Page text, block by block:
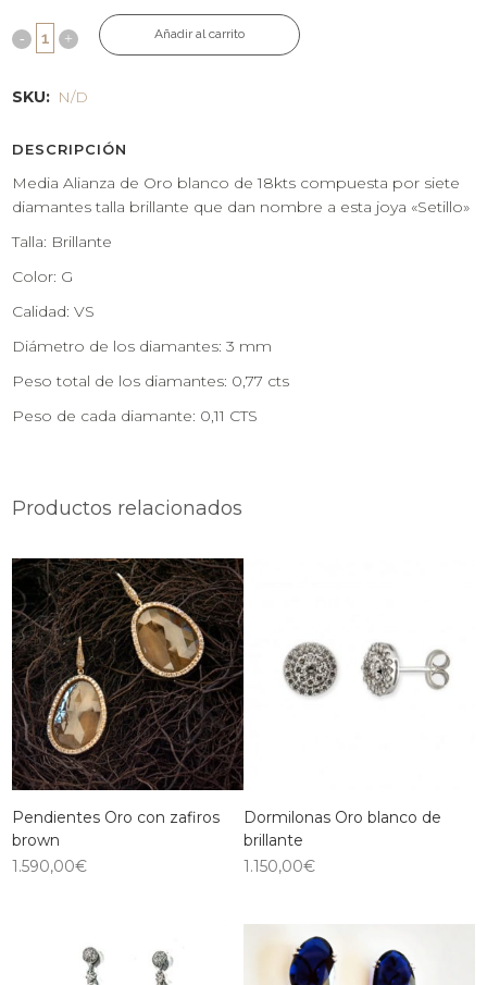
Añadir al carrito
SKU: N/D
DESCRIPCIÓN
Media Alianza de Oro blanco de 18kts compuesta por siete
diamantes talla brillante que dan nombre a esta joya «Setillo»
Talla: Brillante
Color: G
Calidad: VS
Diámetro de los diamantes: 3 mm
Peso total de los diamantes: 0,77 cts
Peso de cada diamante: 0,11 CTS
Productos relacionados
Pendientes Oro con zafiros
brown
1.590,00€
Dormilonas Oro blanco de
brillante
1.150,00€